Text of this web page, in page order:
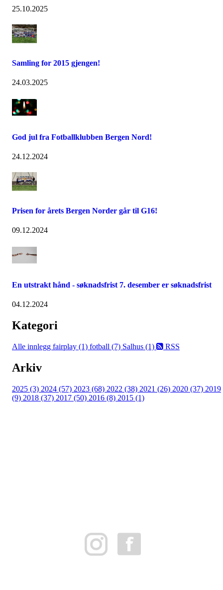
25.10.2025
Samling for 2015 gjengen!
24.03.2025
God jul fra Fotballklubben Bergen Nord!
24.12.2024
Prisen for årets Bergen Norder går til G16!
09.12.2024
En utstrakt hånd - søknadsfrist 7. desember er søknadsfrist
04.12.2024
Kategori
Alle innlegg fairplay (1) fotball (7) Salhus (1) RSS
Arkiv
2025 (3) 2024 (57) 2023 (68) 2022 (38) 2021 (26) 2020 (37) 2019
(9) 2018 (37) 2017 (50) 2016 (8) 2015 (1)